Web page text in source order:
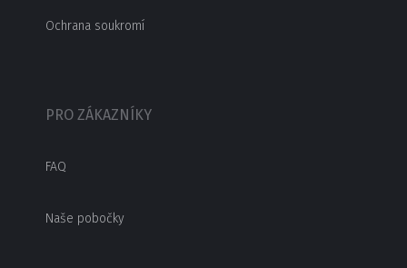
Ochrana soukromí
PRO ZÁKAZNÍKY
FAQ
Naše pobočky